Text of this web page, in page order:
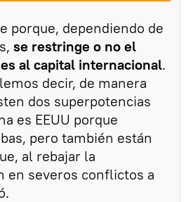
porque, dependiendo de
se restringe o no el
al capital internacional.
decir, de manera
dos superpotencias
es EEUU porque
pero también están
al rebajar la
en severos conflictos a